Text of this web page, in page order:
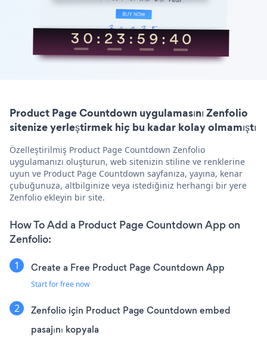
Product Page Countdown uygulamasını Zenfolio
sitenize yerleştirmek hiç bu kadar kolay olmamıştı
Özelleştirilmiş Product Page Countdown Zenfolio
uygulamanızı oluşturun, web sitenizin stiline ve renklerine
uyun ve Product Page Countdown sayfanıza, yayına, kenar
çubuğunuza, altbilginize veya istediğiniz herhangi bir yere
Zenfolio ekleyin bir site.
How To Add a Product Page Countdown App on
Zenfolio:
Create a Free Product Page Countdown App
Start for free now
Zenfolio için Product Page Countdown embed
pasajını kopyala